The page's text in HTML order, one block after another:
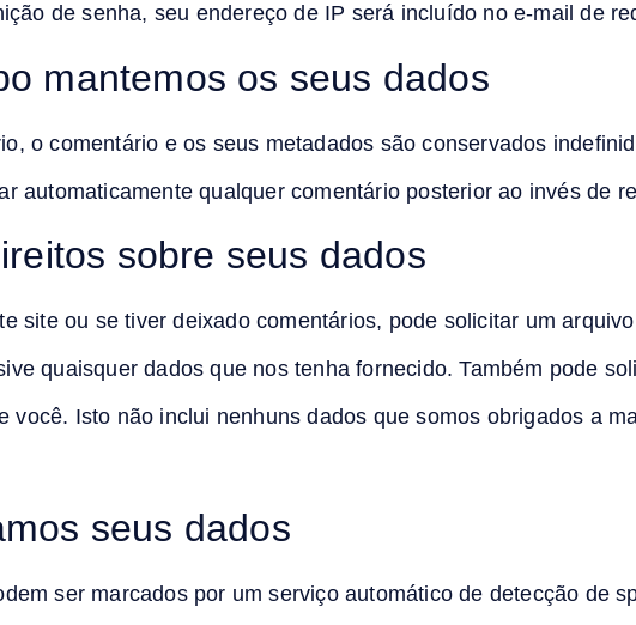
de senha, seu endereço de IP será incluído no e-mail de
mantemos os seus dados
o comentário e os seus metadados são conservados
automaticamente qualquer comentário posterior ao invés de
sobre seus dados
site ou se tiver deixado comentários, pode solicitar um
quaisquer dados que nos tenha fornecido. Também pode
você. Isto não inclui nenhuns dados que somos obrigados a
seus dados
ser marcados por um serviço automático de detecção de